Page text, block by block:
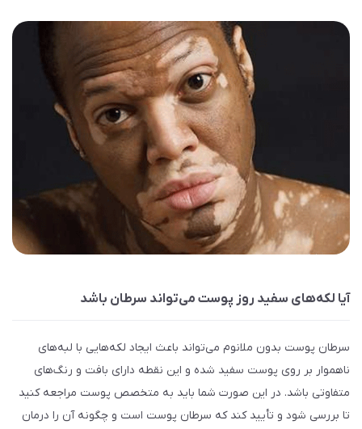
آیا لکه‌های سفید روز پوست می‌تواند سرطان باشد
سرطان پوست بدون ملانوم میتواند باعث ایجاد لکه‌هایی با لبه‌های
ناهموار بر روی پوست سفید شده و این نقطه دارای بافت و رنگ‌های
متفاوتی باشد. در این صورت شما باید به متخصص پوست مراجعه کنید
تا بررسی شود و تأیید کند که سرطان پوست است و چگونه آن را درمان